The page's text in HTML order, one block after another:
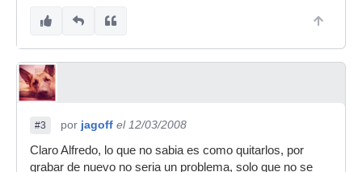
#3 por jagoff el 12/03/2008
Claro Alfredo, lo que no sabia es como quitarlos, por
grabar de nuevo no seria un problema, solo que no se